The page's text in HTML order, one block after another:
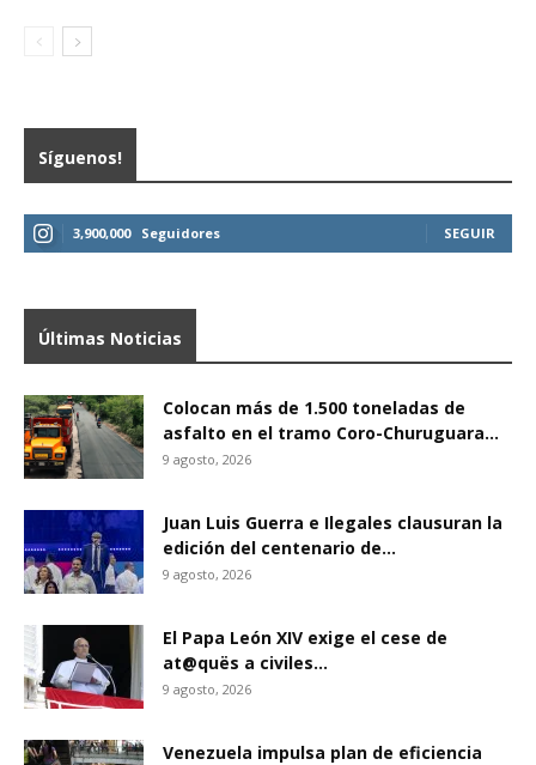
Síguenos!
3,900,000 Seguidores SEGUIR
Últimas Noticias
Colocan más de 1.500 toneladas de
asfalto en el tramo Coro-Churuguara...
9 agosto, 2026
Juan Luis Guerra e Ilegales clausuran la
edición del centenario de...
9 agosto, 2026
El Papa León XIV exige el cese de
at@quës a civiles...
9 agosto, 2026
Venezuela impulsa plan de eficiencia